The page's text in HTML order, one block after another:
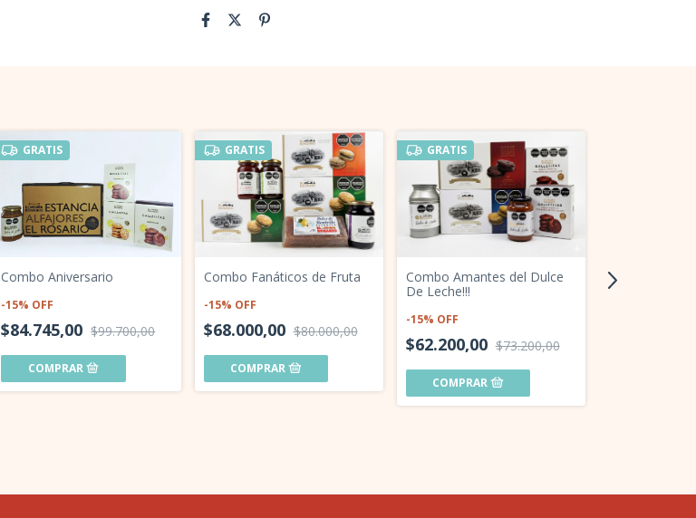
GRATIS
Combo Aniversario
-15% OFF
$84.745,00 $99.700,00
GRATIS
Combo Fanáticos de Fruta
-15% OFF
$68.000,00 $80.000,00
GRATIS
Combo Amantes del Dulce
De Leche!!!
-15% OFF
$62.200,00 $73.200,00